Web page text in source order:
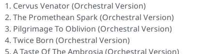
Cervus Venator (Orchestral Version)
The Promethean Spark (Orchestral Version)
Pilgrimage To Oblivion (Orchestral Version)
Twice Born (Orchestral Version)
A Taste Of The Ambrosia (Orchestral Version)